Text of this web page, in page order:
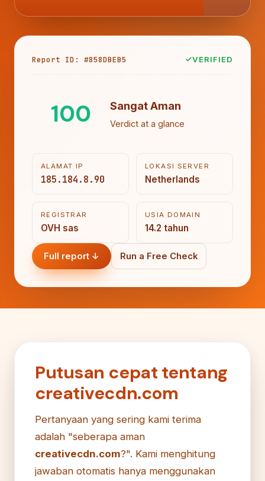
Report ID: #858DBEB5 VERIFIED
100 Sangat Aman
Verdict at a glance
ALAMAT IP
185.184.8.90
LOKASI SERVER
Netherlands
REGISTRAR
OVH sas
USIA DOMAIN
14.2 tahun
Full report ↓ Run a Free Check
Putusan cepat tentang
creativecdn.com
Pertanyaan yang sering kami terima
adalah "seberapa aman
creativecdn.com?". Kami menghitung
jawaban otomatis hanya menggunakan